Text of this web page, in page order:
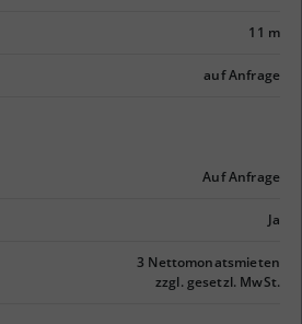
11 m
auf Anfrage
Auf Anfrage
Ja
3 Nettomonatsmieten
zzgl. gesetzl. MwSt.